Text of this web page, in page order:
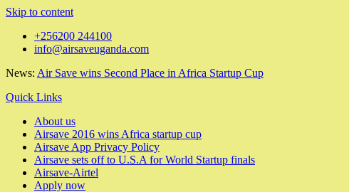
Skip to content
+256200 244100
info@airsaveuganda.com
News: Air Save wins Second Place in Africa Startup Cup
Quick Links
About us
Airsave 2016 wins Africa startup cup
Airsave App Privacy Policy
Airsave sets off to U.S.A for World Startup finals
Airsave-Airtel
Apply now